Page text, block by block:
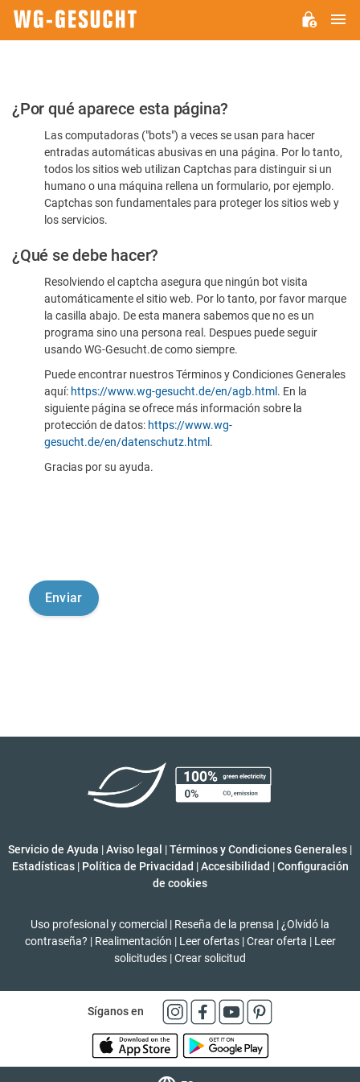
Por
favor,
confirme
humano
¿Por qué aparece esta página?
Las computadoras ("bots") a veces se usan para hacer
entradas automáticas abusivas en una página. Por lo tanto,
todos los sitios web utilizan Captchas para distinguir si un
humano o una máquina rellena un formulario, por ejemplo.
Captchas son fundamentales para proteger los sitios web y
los servicios.
¿Qué se debe hacer?
Resolviendo el captcha asegura que ningún bot visita
automáticamente el sitio web. Por lo tanto, por favor marque
la casilla abajo. De esta manera sabemos que no es un
programa sino una persona real. Despues puede seguir
usando WG-Gesucht.de como siempre.
Puede encontrar nuestros Términos y Condiciones Generales
aquí: https://www.wg-gesucht.de/en/agb.html . En la
siguiente página se ofrece más información sobre la
protección de datos: https://www.wg-
gesucht.de/en/datenschutz.html .
Gracias por su ayuda.
Servicio de Ayuda |Aviso legal |Términos y Condiciones Generales |
Estadísticas | Política de Privacidad | Accesibilidad | Configuración
de cookies
Uso profesional y comercial | Reseña de la prensa | ¿Olvidó la
contraseña? | Realimentación | Leer ofertas | Crear oferta | Leer
solicitudes |Crear solicitud
Síganos en